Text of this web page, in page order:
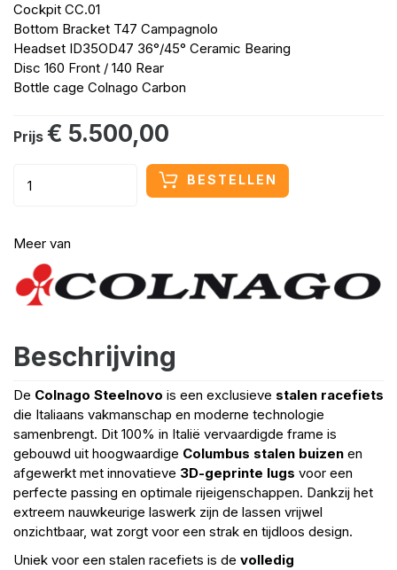
Cockpit CC.01
Bottom Bracket T47 Campagnolo
Headset ID35OD47 36°/45° Ceramic Bearing
Disc 160 Front / 140 Rear
Bottle cage Colnago Carbon
Prijs € 5.500,00
BESTELLEN
Meer van
Beschrijving
De Colnago Steelnovo is een exclusieve stalen racefiets
die Italiaans vakmanschap en moderne technologie
samenbrengt. Dit 100% in Italië vervaardigde frame is
gebouwd uit hoogwaardige Columbus stalen buizen en
afgewerkt met innovatieve 3D-geprinte lugs voor een
perfecte passing en optimale rijeigenschappen. Dankzij het
extreem nauwkeurige laswerk zijn de lassen vrijwel
onzichtbaar, wat zorgt voor een strak en tijdloos design.
Uniek voor een stalen racefiets is de volledig